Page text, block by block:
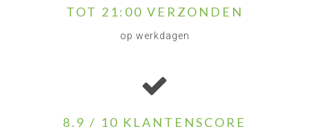
TOT 21:00 VERZONDEN
op werkdagen
8.9 / 10 KLANTENSCORE